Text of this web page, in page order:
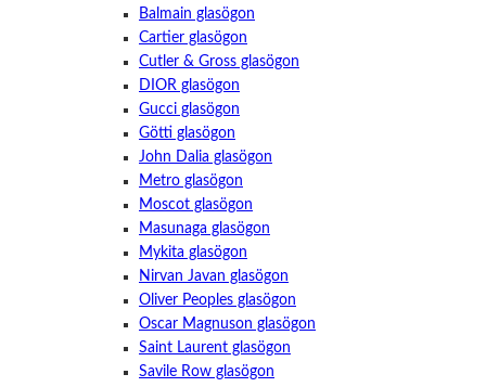
Balmain glasögon
Cartier glasögon
Cutler & Gross glasögon
DIOR glasögon
Gucci glasögon
Götti glasögon
John Dalia glasögon
Metro glasögon
Moscot glasögon
Masunaga glasögon
Mykita glasögon
Nirvan Javan glasögon
Oliver Peoples glasögon
Oscar Magnuson glasögon
Saint Laurent glasögon
Savile Row glasögon